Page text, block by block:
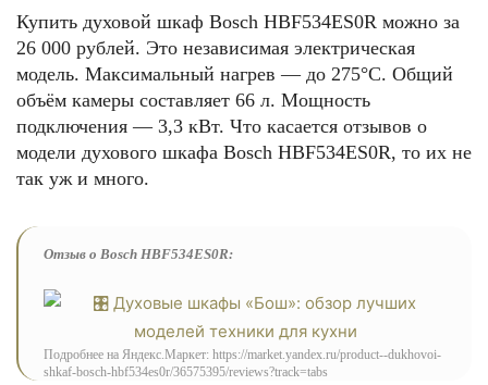
Купить духовой шкаф Bosch HBF534ES0R можно за
26 000 рублей. Это независимая электрическая
модель. Максимальный нагрев — до 275°С. Общий
объём камеры составляет 66 л. Мощность
подключения — 3,3 кВт. Что касается отзывов о
модели духового шкафа Bosch HBF534ES0R, то их не
так уж и много.
Отзыв о Bosch HBF534ES0R:
Подробнее на Яндекс.Маркет: https://market.yandex.ru/product--dukhovoi-
shkaf-bosch-hbf534es0r/36575395/reviews?track=tabs